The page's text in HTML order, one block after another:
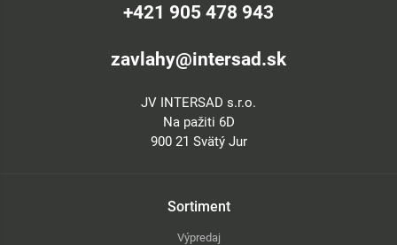
+421 905 478 943
zavlahy@intersad.sk
JV INTERSAD s.r.o.
Na pažiti 6D
900 21 Svätý Jur
Sortiment
Výpredaj